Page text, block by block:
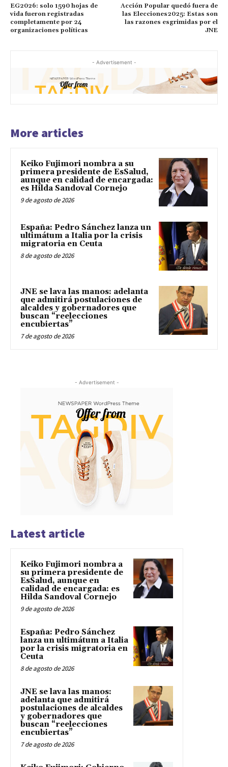
EG2026: solo 1590 hojas de
vida fueron registradas
completamente por 24
organizaciones políticas
Acción Popular quedó fuera de
las Elecciones2025: Estas son
las razones esgrimidas por el
JNE
- Advertisement -
More articles
Keiko Fujimori nombra a su
primera presidente de EsSalud,
aunque en calidad de encargada:
es Hilda Sandoval Cornejo
9 de agosto de 2026
España: Pedro Sánchez lanza un
ultimátum a Italia por la crisis
migratoria en Ceuta
8 de agosto de 2026
JNE se lava las manos: adelanta
que admitirá postulaciones de
alcaldes y gobernadores que
buscan “reelecciones
encubiertas”
7 de agosto de 2026
- Advertisement -
Latest article
Keiko Fujimori nombra a
su primera presidente de
EsSalud, aunque en
calidad de encargada: es
Hilda Sandoval Cornejo
9 de agosto de 2026
España: Pedro Sánchez
lanza un ultimátum a Italia
por la crisis migratoria en
Ceuta
8 de agosto de 2026
JNE se lava las manos:
adelanta que admitirá
postulaciones de alcaldes
y gobernadores que
buscan “reelecciones
encubiertas”
7 de agosto de 2026